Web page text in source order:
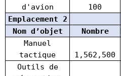
d'avion
100
Emplacement 2
Nom d’objet
Nombre
Manuel
tactique
1,562,500
Outils de